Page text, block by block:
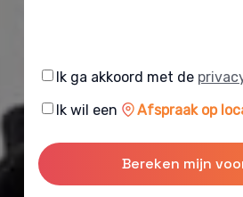
Consent
Ik ga akkoord met de
Consent
Ik wil een Afspraak op